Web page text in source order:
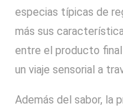
especias típicas de
más sus
entre el producto final
un viaje sensorial a
Además del sabor, la